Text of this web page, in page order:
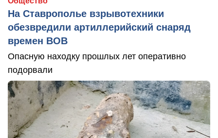
На Ставрополье взрывотехники
обезвредили артиллерийский снаряд
времен ВОВ
Опасную находку прошлых лет оперативно
подорвали